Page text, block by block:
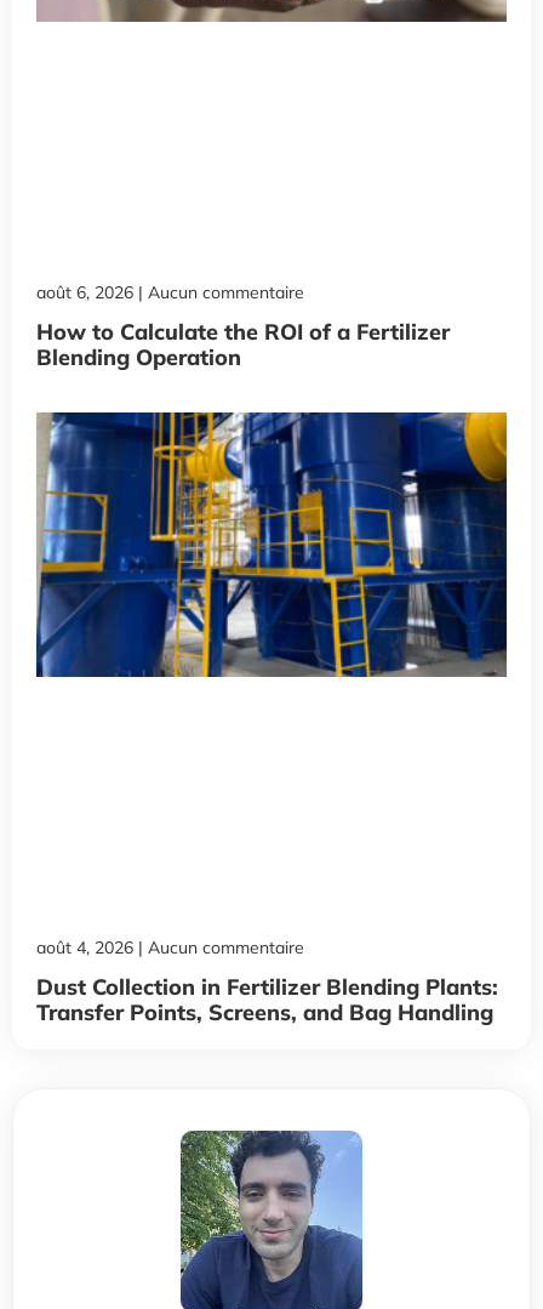
How to Calculate the ROI of a Fertilizer
Blending Operation
août 6, 2026 Aucun commentaire
Dust Collection in Fertilizer Blending Plants:
Transfer Points, Screens, and Bag Handling
août 4, 2026 Aucun commentaire